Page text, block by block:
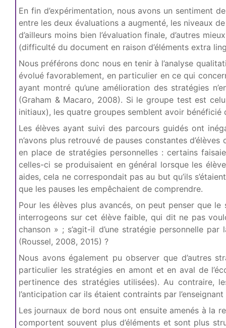
En fin d’expérimentation, nous avons un sentiment
entre les deux évaluations a augmenté, les niveaux
d’ailleurs moins bien l’évaluation finale, d’autres
(difficulté du document en raison d’éléments extra
Nous préférons donc nous en tenir à l’analyse
évolué favorablement, en particulier en ce qui
ayant montré qu’une amélioration des stratégies
(Graham & Macaro, 2008). Si le groupe test est
initiaux), les quatre groupes semblent avoir
Les élèves ayant suivi des parcours guidés ont
n’avons plus retrouvé de pauses constantes
en place de stratégies personnelles : certains
celles-ci se produisaient en général lorsque les
aides, cela ne correspondait pas au but qu’ils
que les pauses les empêchaient de comprendre.
Pour les élèves plus avancés, on peut penser que
interrogeons sur cet élève faible, qui dit ne pas
chanson » ; s’agit-il d’une stratégie personnelle
(Roussel, 2008, 2015) ?
Nous avons également pu observer que d’autres
particulier les stratégies en amont et en aval de
pertinence des stratégies utilisées). Au contraire,
l’anticipation car ils étaient contraints par
Les journaux de bord nous ont ensuite amenés à la
comportent souvent plus d’éléments et sont plus